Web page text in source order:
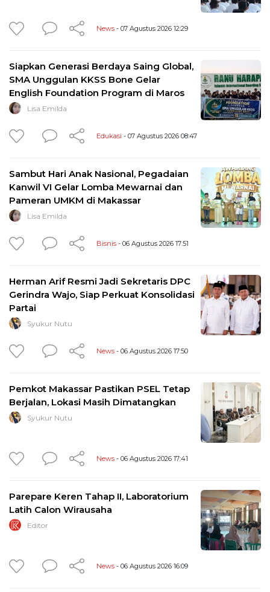
News - 07 Agustus 2026 12:29
Siapkan Generasi Berdaya Saing Global,
SMA Unggulan KKSS Bone Gelar
English Foundation Program di Maros
Lisa Emilda
Edukasi - 07 Agustus 2026 08:47
Sambut Hari Anak Nasional, Pegadaian
Kanwil VI Gelar Lomba Mewarnai dan
Pameran UMKM di Makassar
Lisa Emilda
Bisnis - 06 Agustus 2026 17:51
Herman Arif Resmi Jadi Sekretaris DPC
Gerindra Wajo, Siap Perkuat Konsolidasi
Partai
Syukur Nutu
News - 06 Agustus 2026 17:50
Pemkot Makassar Pastikan PSEL Tetap
Berjalan, Lokasi Masih Dimatangkan
Syukur Nutu
News - 06 Agustus 2026 17:41
Parepare Keren Tahap II, Laboratorium
Latih Calon Wirausaha
Editor
News - 06 Agustus 2026 16:09